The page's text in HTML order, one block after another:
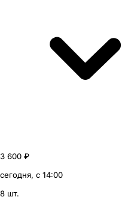
3 600 ₽
сегодня, с 14:00
8 шт.